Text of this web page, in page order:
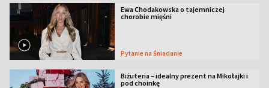
Ewa Chodakowska o tajemniczej
chorobie mięśni
Pytanie na Śniadanie
Biżuteria – idealny prezent na Mikołajki i
pod choinkę